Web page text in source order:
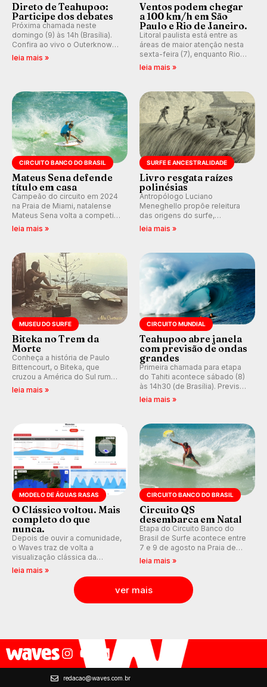
Direto de Teahupoo:
Participe dos debates
Próxima chamada neste
domingo (9) às 14h (Brasília).
Confira ao vivo o Outerknown
Tahiti Pro 2026 e participe dos
leia mais »
Ventos podem chegar
a 100 km/h em São
Paulo e Rio de Janeiro.
Litoral paulista está entre as
áreas de maior atenção nesta
sexta-feira (7), enquanto Rio
de Janeiro também recebe
km/h em Itanhaém.
leia mais »
CIRCUITO BANCO DO BRASIL
Mateus Sena defende
título em casa
Campeão do circuito em 2024
na Praia de Miami, natalense
Mateus Sena volta a competir
em casa em busca de manter a
leia mais »
SURFE E ANCESTRALIDADE
Livro resgata raízes
polinésias
Antropólogo Luciano
Meneghello propõe releitura
das origens do surfe,
resgatando a cultura polinésia
prática em esporte e indústria.
leia mais »
MUSEU DO SURFE
Biteka no Trem da
Morte
Conheça a história de Paulo
Bittencourt, o Biteka, que
cruzou a América do Sul rumo
ao Pacífico em uma jornada
leia mais »
CIRCUITO MUNDIAL
Teahupoo abre janela
com previsão de ondas
grandes
Primeira chamada para etapa
do Tahiti acontece sábado (8)
às 14h30 (de Brasília). Previsão
indica swell consistente.
Kelly Slater convidado.
leia mais »
MODELO DE ÁGUAS RASAS
O Clássico voltou. Mais
completo do que
nunca.
Depois de ouvir a comunidade,
o Waves traz de volta a
visualização clássica da
previsão de águas rasas,
agora integrada à nova
plataforma e com previsão das
ondas para até 16 dias.
leia mais »
CIRCUITO BANCO DO BRASIL
Circuito QS
desembarca em Natal
Etapa do Circuito Banco do
Brasil de Surfe acontece entre
7 e 9 de agosto na Praia de
Miami (RN), em disputas
(QS) 4.000 e pela corrida por
vagas no Challenger Series.
leia mais »
ver mais
redacao@waves.com.br